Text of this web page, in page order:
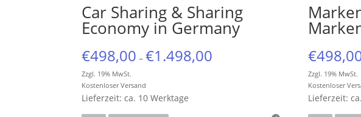
Car Sharing & Sharing
Economy in Germany
€498,00 –€1.498,00
Zzgl. 19% MwSt.
Kostenloser Versand
Lieferzeit: ca. 10 Werktage
€
Zzgl. 19% MwSt.
Kostenloser
Lieferzeit: